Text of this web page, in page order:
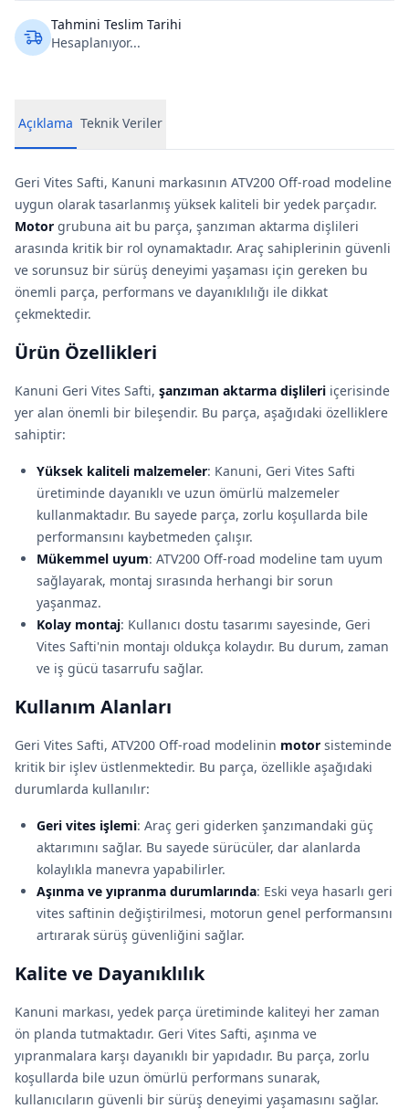
Tahmini Teslim Tarihi
Hesaplanıyor...
Açıklama Teknik Veriler
Geri Vites Safti, Kanuni markasının ATV200 Off-road modeline
uygun olarak tasarlanmış yüksek kaliteli bir yedek parçadır.
Motor grubuna ait bu parça, şanzıman aktarma dişlileri
arasında kritik bir rol oynamaktadır. Araç sahiplerinin güvenli
ve sorunsuz bir sürüş deneyimi yaşaması için gereken bu
önemli parça, performans ve dayanıklılığı ile dikkat
çekmektedir.
Ürün Özellikleri
Kanuni Geri Vites Safti, şanzıman aktarma dişlileri içerisinde
yer alan önemli bir bileşendir. Bu parça, aşağıdaki özelliklere
sahiptir:
Yüksek kaliteli malzemeler: Kanuni, Geri Vites Safti
üretiminde dayanıklı ve uzun ömürlü malzemeler
kullanmaktadır. Bu sayede parça, zorlu koşullarda bile
performansını kaybetmeden çalışır.
Mükemmel uyum: ATV200 Off-road modeline tam uyum
sağlayarak, montaj sırasında herhangi bir sorun
yaşanmaz.
Kolay montaj: Kullanıcı dostu tasarımı sayesinde, Geri
Vites Safti'nin montajı oldukça kolaydır. Bu durum, zaman
ve iş gücü tasarrufu sağlar.
Kullanım Alanları
Geri Vites Safti, ATV200 Off-road modelinin motor sisteminde
kritik bir işlev üstlenmektedir. Bu parça, özellikle aşağıdaki
durumlarda kullanılır:
Geri vites işlemi: Araç geri giderken şanzımandaki güç
aktarımını sağlar. Bu sayede sürücüler, dar alanlarda
kolaylıkla manevra yapabilirler.
Aşınma ve yıpranma durumlarında: Eski veya hasarlı geri
vites saftinin değiştirilmesi, motorun genel performansını
artırarak sürüş güvenliğini sağlar.
Kalite ve Dayanıklılık
Kanuni markası, yedek parça üretiminde kaliteyi her zaman
ön planda tutmaktadır. Geri Vites Safti, aşınma ve
yıpranmalara karşı dayanıklı bir yapıdadır. Bu parça, zorlu
koşullarda bile uzun ömürlü performans sunarak,
kullanıcıların güvenli bir sürüş deneyimi yaşamasını sağlar.